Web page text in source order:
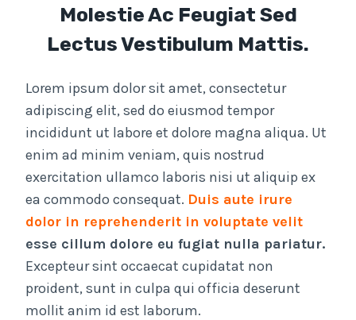
Molestie Ac Feugiat Sed
Lectus Vestibulum Mattis.
Lorem ipsum dolor sit amet, consectetur
adipiscing elit, sed do eiusmod tempor
incididunt ut labore et dolore magna aliqua. Ut
enim ad minim veniam, quis nostrud
exercitation ullamco laboris nisi ut aliquip ex
ea commodo consequat. Duis aute irure
dolor in reprehenderit in voluptate velit
esse cillum dolore eu fugiat nulla pariatur.
Excepteur sint occaecat cupidatat non
proident, sunt in culpa qui officia deserunt
mollit anim id est laborum.